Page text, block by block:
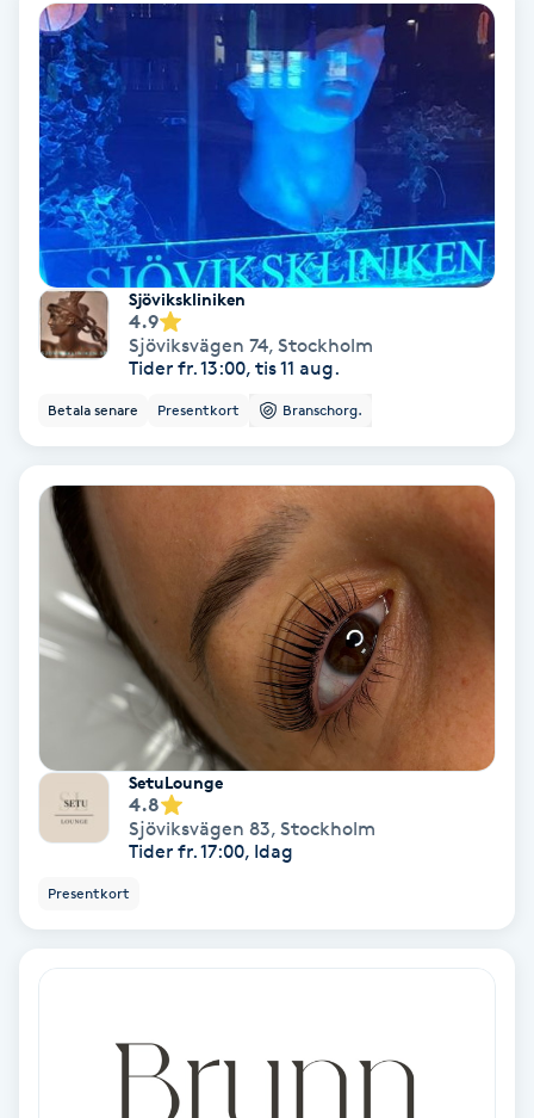
Ansiktsbehandling djuprengörande
Babylights
Balayage
Bambumassage
Barber
BIAB
Blowout
Bottenfärg
Brynformning
Brynplockning
Bröllopsuppsättning
Color correction
Sjövikskliniken
4.9
Sjöviksvägen 74, Stockholm
Tider fr. 13:00, tis 11 aug.
Betala senare Presentkort Branschorg.
SetuLounge
4.8
Sjöviksvägen 83, Stockholm
Tider fr. 17:00, Idag
Presentkort